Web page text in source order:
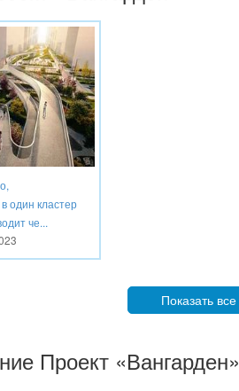
один кластер
че...
Показать
Проект